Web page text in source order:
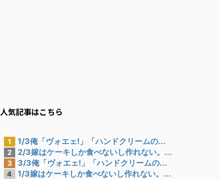
人気記事はこちら
1 1/3俺「ヴォエェ!」「ハンドクリームの...
2 2/3嫁はケーキしか食べないし作れない。...
3 3/3俺「ヴォエェ!」「ハンドクリームの...
4 1/3嫁はケーキしか食べないし作れない。...